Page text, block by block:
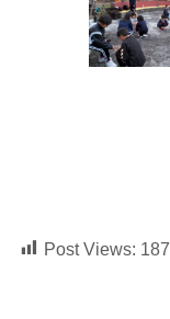
Post Views: 187